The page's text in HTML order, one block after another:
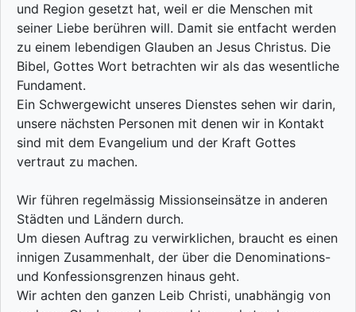
und Region gesetzt hat, weil er die Menschen mit
seiner Liebe berühren will. Damit sie entfacht werden
zu einem lebendigen Glauben an Jesus Christus. Die
Bibel, Gottes Wort betrachten wir als das wesentliche
Fundament.
Ein Schwergewicht unseres Dienstes sehen wir darin,
unsere nächsten Personen mit denen wir in Kontakt
sind mit dem Evangelium und der Kraft Gottes
vertraut zu machen.
Wir führen regelmässig Missionseinsätze in anderen
Städten und Ländern durch.
Um diesen Auftrag zu verwirklichen, braucht es einen
innigen Zusammenhalt, der über die Denominations-
und Konfessionsgrenzen hinaus geht.
Wir achten den ganzen Leib Christi, unabhängig von